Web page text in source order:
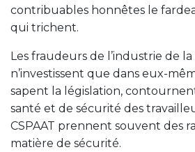
contribuables honnêtes le
qui trichent.
Les fraudeurs de l’industrie de
n’investissent que dans eux-
sapent la législation,
santé et de sécurité des
CSPAAT prennent souvent des
matière de sécurité.